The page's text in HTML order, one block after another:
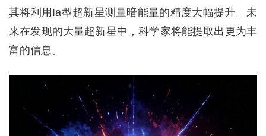
其将利用Ia型超新星测量暗能量的精度大幅提升。未
来在发现的大量超新星中，科学家将能提取出更为丰
富的信息。